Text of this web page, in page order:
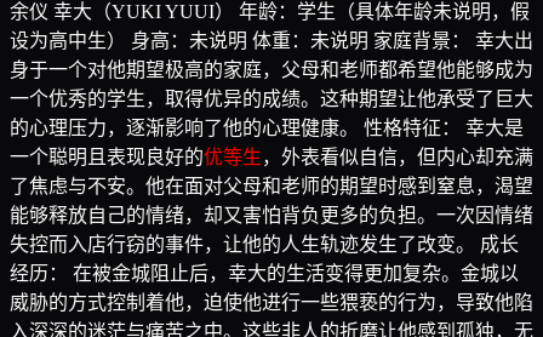
余仪 幸大（YUKI YUUI） 年龄：学生（具体年龄未说明，假
设为高中生） 身高：未说明 体重：未说明 家庭背景： 幸大出
身于一个对他期望极高的家庭，父母和老师都希望他能够成为
一个优秀的学生，取得优异的成绩。这种期望让他承受了巨大
的心理压力，逐渐影响了他的心理健康。 性格特征： 幸大是
一个聪明且表现良好的优等生，外表看似自信，但内心却充满
了焦虑与不安。他在面对父母和老师的期望时感到窒息，渴望
能够释放自己的情绪，却又害怕背负更多的负担。一次因情绪
失控而入店行窃的事件，让他的人生轨迹发生了改变。 成长
经历： 在被金城阻止后，幸大的生活变得更加复杂。金城以
威胁的方式控制着他，迫使他进行一些猥亵的行为，导致他陷
入深深的迷茫与痛苦之中。这些非人的折磨让他感到孤独，无